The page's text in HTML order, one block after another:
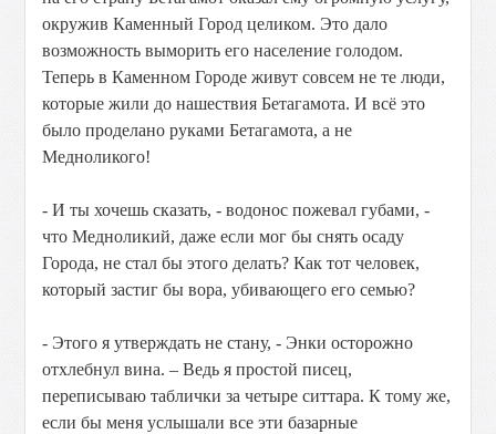
окружив Каменный Город целиком. Это дало
возможность выморить его население голодом.
Теперь в Каменном Городе живут совсем не те люди,
которые жили до нашествия Бетагамота. И всё это
было проделано руками Бетагамота, а не
Медноликого!
- И ты хочешь сказать, - водонос пожевал губами, -
что Медноликий, даже если мог бы снять осаду
Города, не стал бы этого делать? Как тот человек,
который застиг бы вора, убивающего его семью?
- Этого я утверждать не стану, - Энки осторожно
отхлебнул вина. – Ведь я простой писец,
переписываю таблички за четыре ситтара. К тому же,
если бы меня услышали все эти базарные